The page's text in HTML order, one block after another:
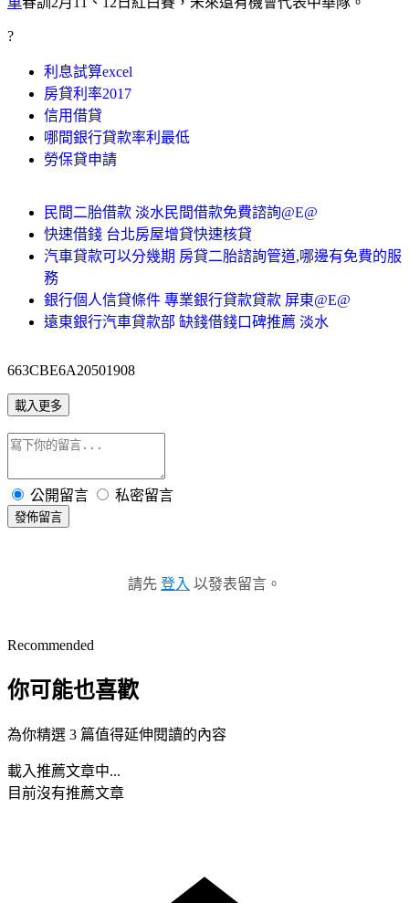
?
利息試算excel
房貸利率2017
信用借貸
哪間銀行貸款率利最低
勞保貸申請
民間二胎借款 淡水民間借款免費諮詢@E@
快速借錢 台北房屋增貸快速核貸
汽車貸款可以分幾期 房貸二胎諮詢管道,哪邊有免費的服
務
銀行個人信貸條件 專業銀行貸款貸款 屏東@E@
遠東銀行汽車貸款部 缺錢借錢口碑推薦 淡水
663CBE6A20501908
載入更多
公開留言 私密留言
發佈留言
請先 登入 以發表留言。
Recommended
你可能也喜歡
為你精選 3 篇值得延伸閱讀的內容
載入推薦文章中...
目前沒有推薦文章